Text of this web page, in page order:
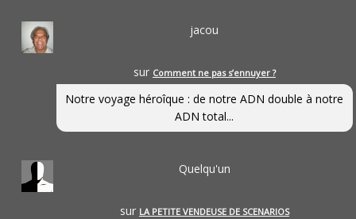
jacou
sur Comment ne pas s’ennuyer ?
Notre voyage héroîque : de notre ADN double à notre
ADN total...
Quelqu'un
sur LA PETITE VENDEUSE DE SCENARIOS